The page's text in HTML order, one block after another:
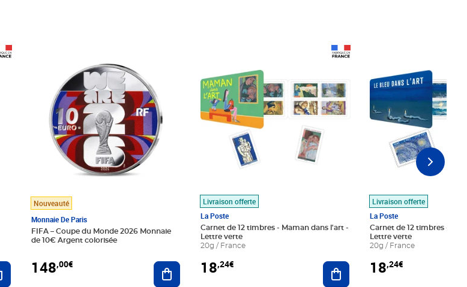
Ajouter au panier
Nouveauté
Monnaie De Paris
FIFA – Coupe du Monde 2026 Monnaie
de 10€ Argent colorisée
148,00€ Ajouter au panier
Livraison offerte
La Poste
Carnet de 12 timbres - Maman dans l'art -
Lettre verte
20g / France
18,24€ Ajouter au panier
Livraison offerte
La Poste
Carnet de 12 timbres - Le
Lettre verte
20g / France
18,24€